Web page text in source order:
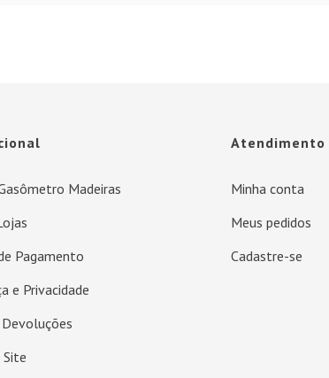
Madeiras
Pagamento
e Privacidade
Site
Atendimento
Minha conta
Meus pedidos
Cadastre-se